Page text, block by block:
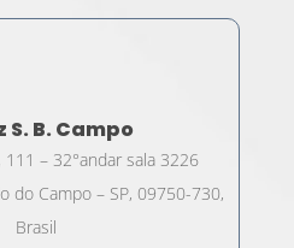
S. B. Campo
111 – 32°andar sala 3226
do Campo – SP, 09750-730,
Brasil